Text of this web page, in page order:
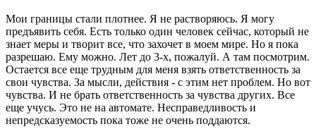
Мои границы стали плотнее. Я не растворяюсь. Я могу
предъявить себя. Есть только один человек сейчас, который не
знает меры и творит все, что захочет в моем мире. Но я пока
разрешаю. Ему можно. Лет до 3-х, пожалуй. А там посмотрим.
Остается все еще трудным для меня взять ответственность за
свои чувства. За мысли, действия - с этим нет проблем. Но вот
чувства. И не брать ответственность за чувства других. Все
еще учусь. Это не на автомате. Несправедливость и
непредсказуемость пока тоже не очень поддаются.